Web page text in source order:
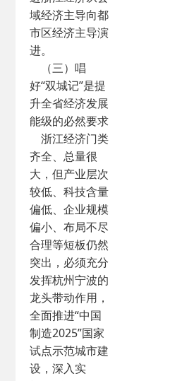
域经济主导向都
市区经济主导演
进。
（三）唱
好“双城记”是提
升全省经济发展
能级的必然要求
浙江经济门类
齐全、总量很
大，但产业层次
较低、科技含量
偏低、企业规模
偏小、布局不尽
合理等短板仍然
突出，必须充分
发挥杭州宁波的
龙头带动作用，
全面推进“中国
制造2025”国家
试点示范城市建
设，深入实